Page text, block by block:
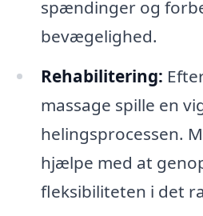
spændinger og
bevægelighed.
Rehabilitering:
massage spille en
helingsprocessen.
hjælpe med at
fleksibiliteten i det